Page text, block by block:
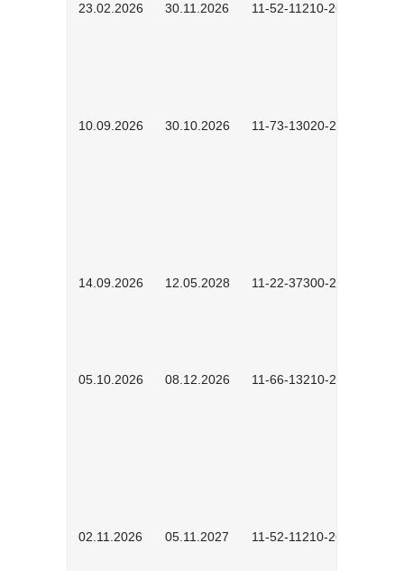
23.02.2026 30.11.2026 11-52-11210-2602
10.09.2026 30.10.2026 11-73-13020-2601
14.09.2026 12.05.2028 11-22-37300-2604
05.10.2026 08.12.2026 11-66-13210-2602
02.11.2026 05.11.2027 11-52-11210-2604